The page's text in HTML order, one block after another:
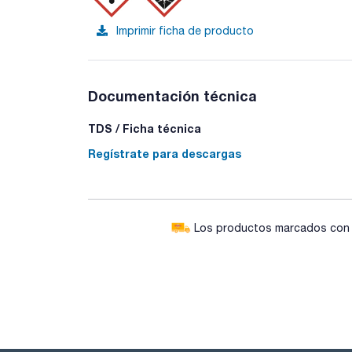
Imprimir ficha de producto
Documentación técnica
TDS / Ficha técnica
Regístrate para descargas
Los productos marcados